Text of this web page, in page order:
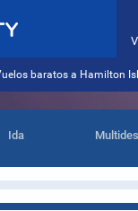
baratos a Hamilton
Ida